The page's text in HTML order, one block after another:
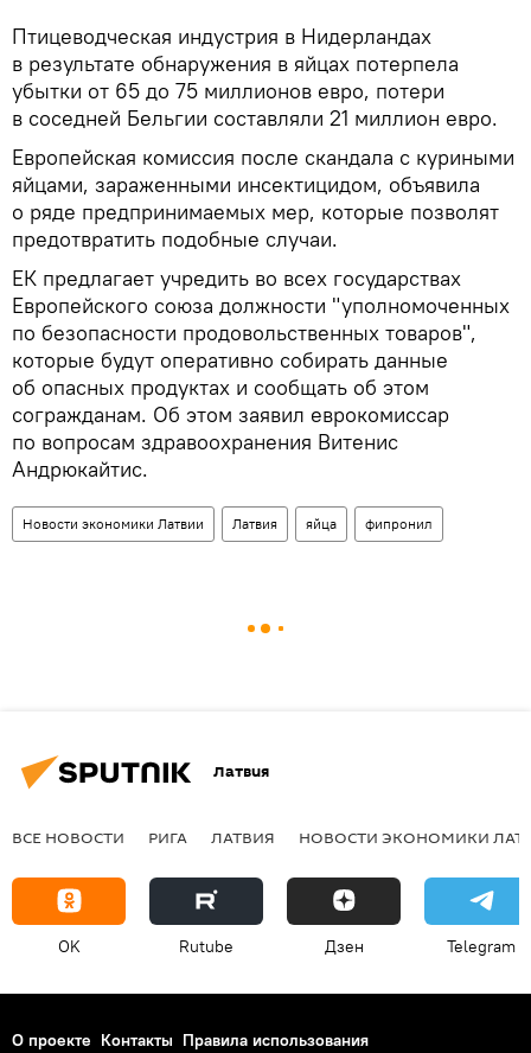
Птицеводческая индустрия в Нидерландах
в результате обнаружения в яйцах потерпела
убытки от 65 до 75 миллионов евро, потери
в соседней Бельгии составляли 21 миллион евро.
Европейская комиссия после скандала с куриными
яйцами, зараженными инсектицидом, объявила
о ряде предпринимаемых мер, которые позволят
предотвратить подобные случаи.
ЕК предлагает учредить во всех государствах
Европейского союза должности "уполномоченных
по безопасности продовольственных товаров",
которые будут оперативно собирать данные
об опасных продуктах и сообщать об этом
согражданам. Об этом заявил еврокомиссар
по вопросам здравоохранения Витенис
Андрюкайтис.
Новости экономики Латвии Латвия яйца фипронил
Латвия
ВСЕ НОВОСТИ РИГА ЛАТВИЯ НОВОСТИ ЭКОНОМИКИ
OK Rutube Дзен Telegram
О проекте Контакты Правила использования